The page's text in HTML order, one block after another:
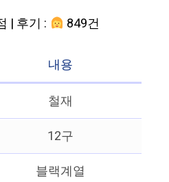
| 후기 : 849건
내용
철재
12구
블랙계열